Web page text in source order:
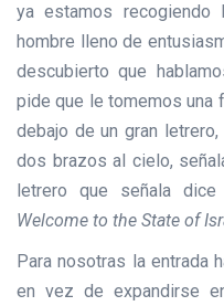
ya estamos
hombre lleno de
descubierto que
pide que le tomemos una
debajo de un gran
dos brazos al cielo,
letrero que señala dice
Welcome to the State of
Para nosotras la entrada
en vez de expandirse